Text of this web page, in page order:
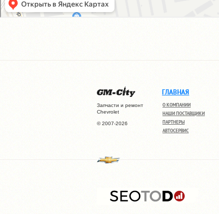
Запчасти и ремонт
Chevrolet
© 2007-2026
ГЛАВНАЯ
О КОМПАНИИ
НАШИ ПОСТАВЩИКИ
ПАРТНЕРЫ
АВТОСЕРВИС